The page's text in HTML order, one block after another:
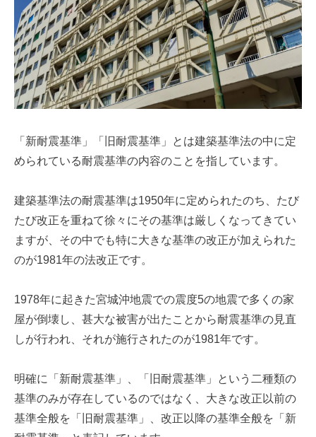
「新耐震基準」「旧耐震基準」とは建築基準法の中に定
められている耐震基準の内容のことを指しています。
建築基準法の耐震基準は1950年に定められたのち、たび
たび改正を重ねて徐々にその基準は厳しくなってきてい
ますが、その中でも特に大きな基準の改正が加えられた
のが1981年の法改正です。
1978年に起きた宮城沖地震での震度5の地震で多くの家
屋が倒壊し、甚大な被害が出たことから耐震基準の見直
しが行われ、それが施行されたのが1981年です。
明確に「新耐震基準」、「旧耐震基準」という二種類の
基準のみが存在しているのではなく、大きな改正以前の
基準全般を「旧耐震基準」、改正以降の基準全般を「新